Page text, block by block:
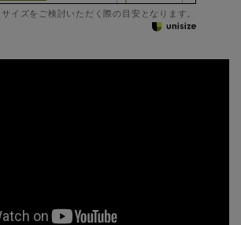
イズをご検討いただく際の目安となります。